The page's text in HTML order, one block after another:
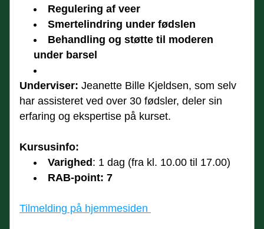
Regulering af veer
Smertelindring under fødslen
Behandling og støtte til moderen
under barsel
Underviser: Jeanette Bille Kjeldsen, som selv
har assisteret ved over 30 fødsler, deler sin
erfaring og ekspertise på kurset.
Kursusinfo:
Varighed : 1 dag (fra kl. 10.00 til 17.00)
RAB-point: 7
Tilmelding på hjemmesiden